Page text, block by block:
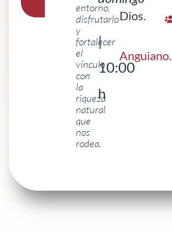
entorno,
disfrutarlo
y
fortalecer
el
vínculo
con
la
riqueza
natural
que
nos
rodea.
|
10:00
h
Dios.
Anguiano.